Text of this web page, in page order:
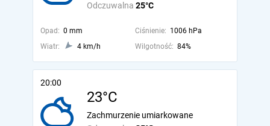
Odczuwalna 25°C
Opad: 0 mm Ciśnienie: 1006 hPa
Wiatr:
4 km/h Wilgotność: 84%
20:00
23°C
Zachmurzenie umiarkowane